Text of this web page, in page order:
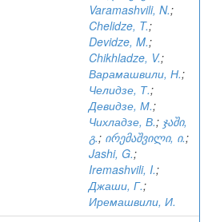
Varamashvili, N.;
Chelidze, T.;
Devidze, M.;
Chikhladze, V.;
Варамашвили, Н.;
Челидзе, Т.;
Девидзе, М.;
Чихладзе, В.; ჯაში,
გ.; ირემაშვილი, ი.;
Jashi, G.;
Iremashvili, I.;
Джаши, Г.;
Иремашвили, И.